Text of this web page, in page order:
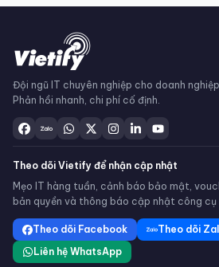
Đội ngũ IT chuyên nghiệp cho doanh
Phản hồi nhanh, chi phí cố định.
Theo dõi Vietify để nhận cập nhật
Mẹo IT hàng tuần, cảnh báo bảo mật,
bản quyền và thông báo cập nhật công cụ
Theo dõi Facebook
Theo dõi
Liên hệ WhatsApp